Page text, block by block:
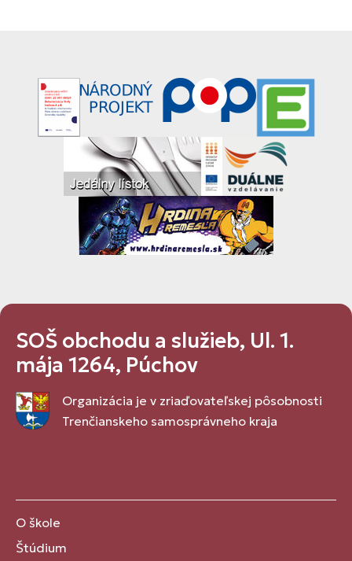
SOŠ obchodu a služieb, Ul. 1.
mája 1264, Púchov
Organizácia je v zriaďovateľskej pôsobnosti
Trenčianskeho samosprávneho kraja
O škole
Štúdium